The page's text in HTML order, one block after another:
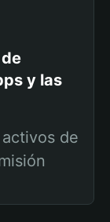
y las
de